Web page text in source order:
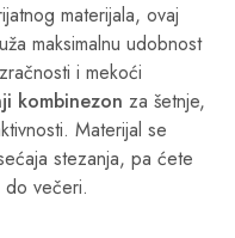
materijala, ovaj
maksimalnu udobnost
i mekoći
kombinezon za šetnje,
Materijal se
stezanja, pa ćete
do večeri.